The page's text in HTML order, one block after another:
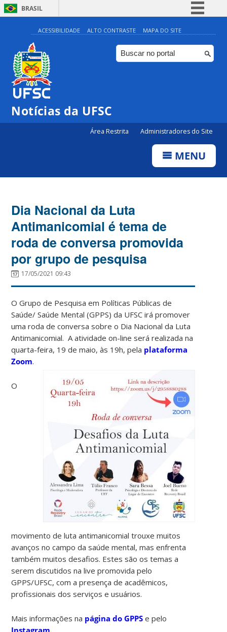
BRASIL
Simplifique!
Comunica BR
Participe
ACESSIBILIDADE ALTO CONTRASTE MAPA DO SITE
Notícias da UFSC
Área Restrita Administradores do Site
MENU
Dia Nacional da Luta
Antimanicomial é tema de
roda de conversa promovida
por grupo de pesquisa
17/05/2021 09:43
O Grupo de Pesquisa em Políticas Públicas de
Saúde/ Saúde Mental (GPPS) da UFSC irá promover
uma roda de conversa sobre o Dia Nacional da Luta
Antimanicomial. A atividade on-line será realizada na
quarta-feira, 19 de maio, às 19h, pela plataforma
Zoom.
O
movimento de luta antimanicomial trouxe muitos
avanços no campo da saúde mental, mas enfrenta
também muitos desafios. Estes são os temas a
serem discutidos na live promovida pelo
GPPS/UFSC, com a presença de acadêmicos,
profissionais dos serviços e usuários.
Mais informações na página do GPPS e pelo
Instagram.